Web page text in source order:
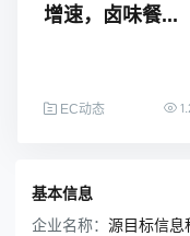
增速，卤味餐...
EC动态
基本信息
企业名称： 源目标信息